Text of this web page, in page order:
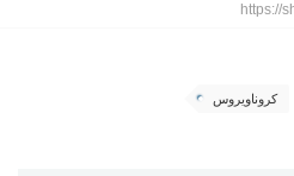
https://
کروناویروس